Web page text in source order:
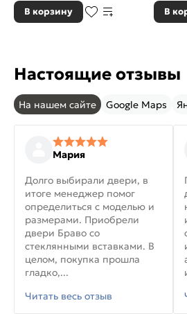
В корзину В
Настоящие отзывы
На нашем сайте Google Maps
Мария
Долго выбирали двери, в
итоге менеджер помог
определиться с моделью и
размерами. Приобрели
двери Браво со
стеклянными вставками. В
целом, покупка прошла
гладко,...
Читать весь отзыв